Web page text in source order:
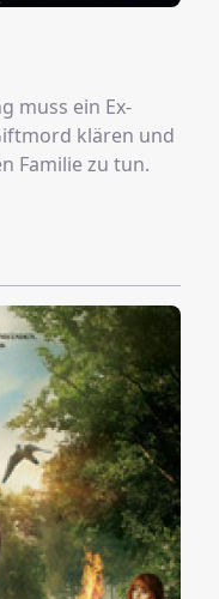
muss ein Ex-
klären und
Familie zu tun.